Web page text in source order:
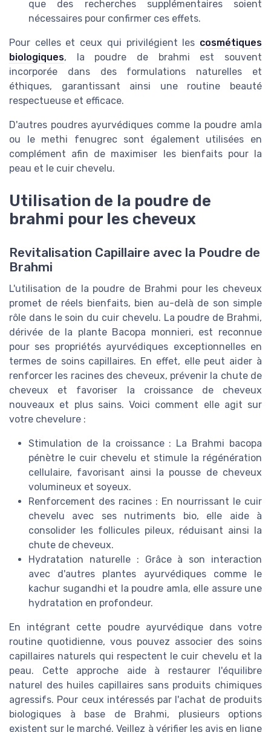
que des recherches supplémentaires soient
nécessaires pour confirmer ces effets.
Pour celles et ceux qui privilégient les cosmétiques
biologiques, la poudre de brahmi est souvent
incorporée dans des formulations naturelles et
éthiques, garantissant ainsi une routine beauté
respectueuse et efficace.
D'autres poudres ayurvédiques comme la poudre amla
ou le methi fenugrec sont également utilisées en
complément afin de maximiser les bienfaits pour la
peau et le cuir chevelu.
Utilisation de la poudre de
brahmi pour les cheveux
Revitalisation Capillaire avec la Poudre de
Brahmi
L'utilisation de la poudre de Brahmi pour les cheveux
promet de réels bienfaits, bien au-delà de son simple
rôle dans le soin du cuir chevelu. La poudre de Brahmi,
dérivée de la plante Bacopa monnieri, est reconnue
pour ses propriétés ayurvédiques exceptionnelles en
termes de soins capillaires. En effet, elle peut aider à
renforcer les racines des cheveux, prévenir la chute de
cheveux et favoriser la croissance de cheveux
nouveaux et plus sains. Voici comment elle agit sur
votre chevelure :
Stimulation de la croissance : La Brahmi bacopa
pénètre le cuir chevelu et stimule la régénération
cellulaire, favorisant ainsi la pousse de cheveux
volumineux et soyeux.
Renforcement des racines : En nourrissant le cuir
chevelu avec ses nutriments bio, elle aide à
consolider les follicules pileux, réduisant ainsi la
chute de cheveux.
Hydratation naturelle : Grâce à son interaction
avec d'autres plantes ayurvédiques comme le
kachur sugandhi et la poudre amla, elle assure une
hydratation en profondeur.
En intégrant cette poudre ayurvédique dans votre
routine quotidienne, vous pouvez associer des soins
capillaires naturels qui respectent le cuir chevelu et la
peau. Cette approche aide à restaurer l'équilibre
naturel des huiles capillaires sans produits chimiques
agressifs. Pour ceux intéressés par l'achat de produits
biologiques à base de Brahmi, plusieurs options
existent sur le marché. Veillez à vérifier les avis en ligne